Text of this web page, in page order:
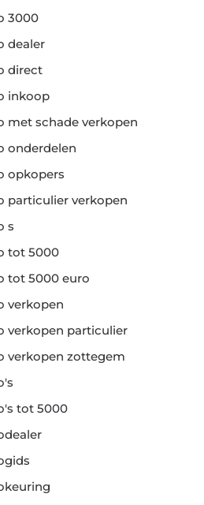
3000
dealer
direct
inkoop
met schade verkopen
onderdelen
opkopers
particulier verkopen
s
tot 5000
tot 5000 euro
verkopen
verkopen particulier
verkopen zottegem
tot 5000